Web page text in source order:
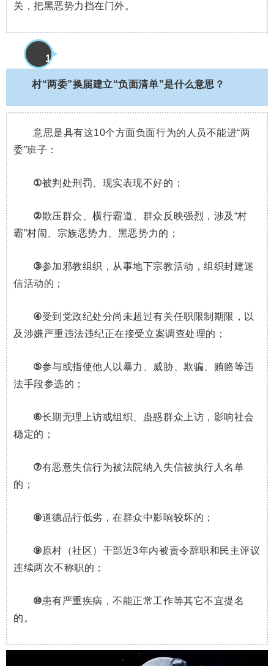
关，把黑恶势力挡在门外。
1
0
村“两委”换届建立“负面清单”是什么意思？
意思是具有这10个方面负面行为的人员不能进“两
委”班子：
①被判处刑罚、现实表现不好的；
②欺压群众、横行霸道、群众反映强烈，涉及“村
霸”村闹、宗族恶势力、黑恶势力的；
③参加邪教组织，从事地下宗教活动，组织封建迷
信活动的；
④受到党政纪处分尚未超过有关任职限制期限，以
及涉嫌严重违法违纪正在接受立案调查处理的；
⑤参与或指使他人以暴力、威胁、欺骗、贿赂等违
法手段参选的；
⑥长期无理上访或组织、蛊惑群众上访，影响社会
稳定的；
⑦有恶意失信行为被法院纳入失信被执行人名单
的；
⑧道德品行低劣，在群众中影响较坏的；
⑨原村（社区）干部近3年内被责令辞职和民主评议
连续两次不称职的；
⑩患有严重疾病，不能正常工作等其它不宜提名
的。